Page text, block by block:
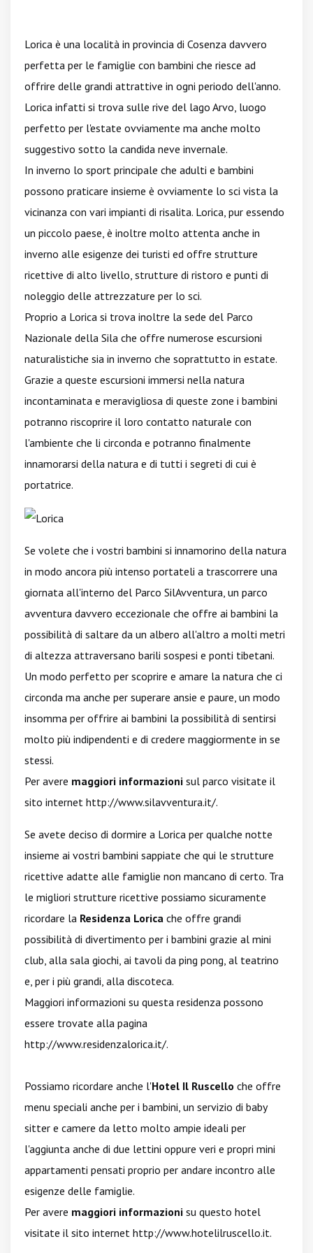
Lorica è una località in provincia di Cosenza davvero
perfetta per le famiglie con bambini che riesce ad
offrire delle grandi attrattive in ogni periodo dell'anno.
Lorica infatti si trova sulle rive del lago Arvo, luogo
perfetto per l'estate ovviamente ma anche molto
suggestivo sotto la candida neve invernale.
In inverno lo sport principale che adulti e bambini
possono praticare insieme è ovviamente lo sci vista la
vicinanza con vari impianti di risalita. Lorica, pur essendo
un piccolo paese, è inoltre molto attenta anche in
inverno alle esigenze dei turisti ed offre strutture
ricettive di alto livello, strutture di ristoro e punti di
noleggio delle attrezzature per lo sci.
Proprio a Lorica si trova inoltre la sede del Parco
Nazionale della Sila che offre numerose escursioni
naturalistiche sia in inverno che soprattutto in estate.
Grazie a queste escursioni immersi nella natura
incontaminata e meravigliosa di queste zone i bambini
potranno riscoprire il loro contatto naturale con
l'ambiente che li circonda e potranno finalmente
innamorarsi della natura e di tutti i segreti di cui è
portatrice.
Se volete che i vostri bambini si innamorino della natura
in modo ancora più intenso portateli a trascorrere una
giornata all'interno del Parco SilAvventura, un parco
avventura davvero eccezionale che offre ai bambini la
possibilità di saltare da un albero all'altro a molti metri
di altezza attraversano barili sospesi e ponti tibetani.
Un modo perfetto per scoprire e amare la natura che ci
circonda ma anche per superare ansie e paure, un modo
insomma per offrire ai bambini la possibilità di sentirsi
molto più indipendenti e di credere maggiormente in se
stessi.
Per avere maggiori informazioni sul parco visitate il
sito internet http://www.silavventura.it/.
Se avete deciso di dormire a Lorica per qualche notte
insieme ai vostri bambini sappiate che qui le strutture
ricettive adatte alle famiglie non mancano di certo. Tra
le migliori strutture ricettive possiamo sicuramente
ricordare la Residenza Lorica che offre grandi
possibilità di divertimento per i bambini grazie al mini
club, alla sala giochi, ai tavoli da ping pong, al teatrino
e, per i più grandi, alla discoteca.
Maggiori informazioni su questa residenza possono
essere trovate alla pagina
http://www.residenzalorica.it/.
Possiamo ricordare anche l'Hotel Il Ruscello che offre
menu speciali anche per i bambini, un servizio di baby
sitter e camere da letto molto ampie ideali per
l'aggiunta anche di due lettini oppure veri e propri mini
appartamenti pensati proprio per andare incontro alle
esigenze delle famiglie.
Per avere maggiori informazioni su questo hotel
visitate il sito internet http://www.hotelilruscello.it.